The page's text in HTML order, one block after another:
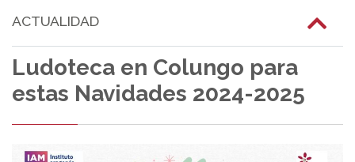
ACTUALIDAD
Ludoteca en Colungo para
estas Navidades 2024-2025